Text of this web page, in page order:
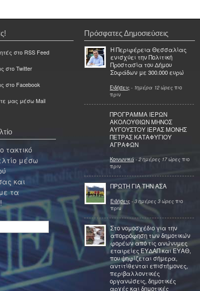
στο RSS Feed
στο Twitter
στο Facebook
μας μέσω Mail
τακτικό
μέσω
και
τα
Πρόσφατες Δημοσιεύσεις
Η Περιφέρεια Θεσσαλίας
ενισχύει την Πολιτική
Προστασία του Δήμου
Σοφάδων με 300.000 ευρώ
Ειδήσεις - 1ημέρα 12 ώρες πιο
πριν
ΠΡΟΓΡΑΜΜΑ ΙΕΡΩΝ
ΑΚΟΛΟΥΘΙΩΝ ΜΗΝΟΣ
ΑΥΓΟΥΣΤΟΥ ΙΕΡΑΣ ΜΟΝΗΣ
ΠΕΤΡΑΣ ΚΑΤΑΦΥΓΙΟΥ
ΑΓΡΑΦΩΝ
Κοινωνικά - 2 ημέρες 17 ώρες πιο
πριν
ΠΡΩΤΗ ΓΙΑ ΤΗΝ ΑΣΑ
Ειδήσεις - 3 ημέρες 3 ώρες πιο
πριν
Στο νομοσχέδιο για την
απορρόφηση των δημοτικών
φορέων από τις ανώνυμες
εταιρείες ΕΥΔΑΠ και ΕΥΑΘ,
που ψηφίζεται σήμερα,
αντιτίθενται επιστήμονες,
περιβαλλοντικές
οργανώσεις, δημοτικές
αρχές και δημοτικές